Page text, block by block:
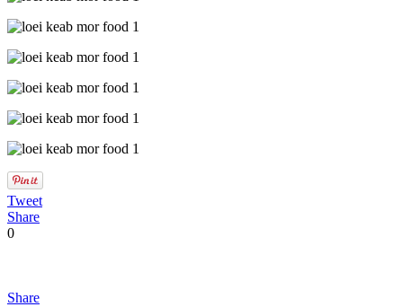
Tweet
Share
0
Share